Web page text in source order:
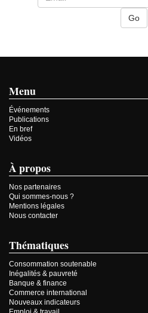
Menu
Événements
Publications
En bref
Vidéos
À propos
Nos partenaires
Qui sommes-nous ?
Mentions légales
Nous contacter
Thématiques
Consommation soutenable
Inégalités & pauvreté
Banque & finance
Commerce international
Nouveaux indicateurs